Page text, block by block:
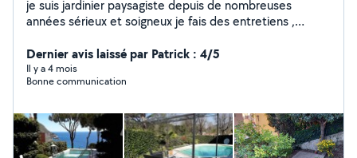
je suis jardinier paysagiste depuis de nombreuses
années sérieux et soigneux je fais des entretiens ,
extérieurs ,pose et réparation de l arrosage
automatique, pose de gazon synthétique ou naturel,
pose de clôtures rigides ou souples , débroussaillage
maçonnerie , nettoyage haute pression Je possède l
agrément SAP service à la personne.
Dernier avis laissé par Patrick : 4/5
Il y a 4 mois
Bonne communication